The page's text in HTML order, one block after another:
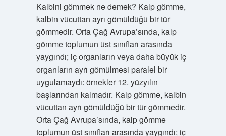
Kalbini gömmek ne demek? Kalp gömme,
kalbin vücuttan ayrı gömüldüğü bir tür
gömmedir. Orta Çağ Avrupa’sında, kalp
gömme toplumun üst sınıfları arasında
yaygındı; iç organların veya daha büyük iç
organların ayrı gömülmesi paralel bir
uygulamaydı: örnekler 12. yüzyılın
başlarından kalmadır. Kalp gömme, kalbin
vücuttan ayrı gömüldüğü bir tür gömmedir.
Orta Çağ Avrupa’sında, kalp gömme
toplumun üst sınıfları arasında yaygındı; iç